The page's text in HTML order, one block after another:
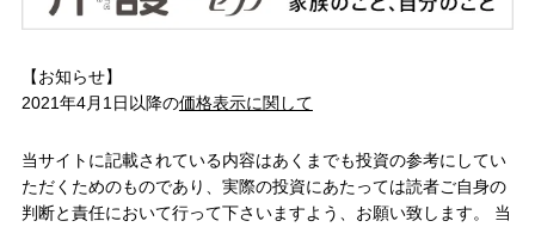
【お知らせ】
2021年4月1日以降の価格表示に関して
当サイトに記載されている内容はあくまでも投資の参考にしてい
ただくためのものであり、実際の投資にあたっては読者ご自身の
判断と責任において行って下さいますよう、お願い致します。 当